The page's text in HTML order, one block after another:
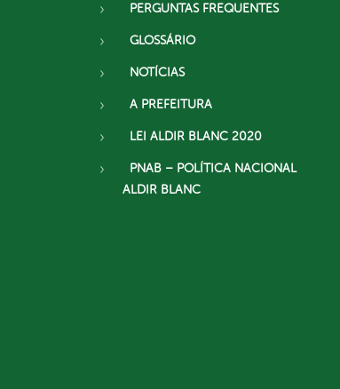
PERGUNTAS FREQUENTES
GLOSSÁRIO
NOTÍCIAS
A PREFEITURA
LEI ALDIR BLANC 2020
PNAB – POLÍTICA NACIONAL
ALDIR BLANC